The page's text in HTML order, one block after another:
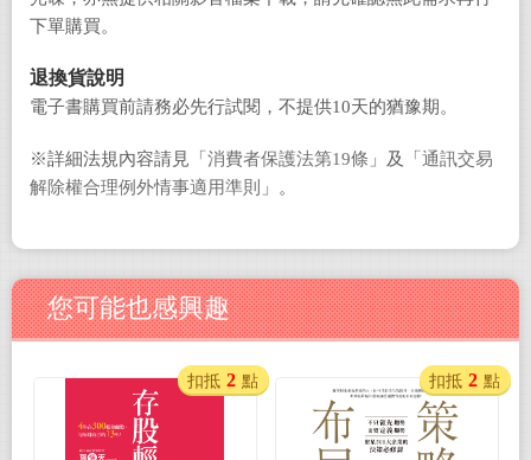
下單購買。
退換貨說明
電子書購買前請務必先行試閱，不提供10天的猶豫期。
※詳細法規內容請見「 消費者保護法第19條 」及「 通訊交易
解除權合理例外情事適用準則 」。
您可能也感興趣
扣抵 2 點 扣抵 2 點